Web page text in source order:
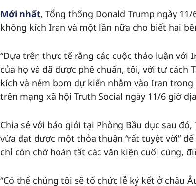
Mới nhất, Tổng thống Donald Trump ngày
không kích Iran và một lần nữa cho biết hai
“Dựa trên thực tế rằng các cuộc thảo luận với
của họ và đã được phê chuẩn, tôi, với tư cách
kích và ném bom dự kiến nhằm vào Iran
trên mạng xã hội Truth Social ngày 11/6 giờ
Chia sẻ với báo giới tại Phòng Bầu dục sau
vừa đạt được một thỏa thuận “rất tuyệt vời”
chỉ còn chờ hoàn tất các văn kiện cuối cùng,
“Có thể chúng tôi sẽ tổ chức lễ ký kết ở châu